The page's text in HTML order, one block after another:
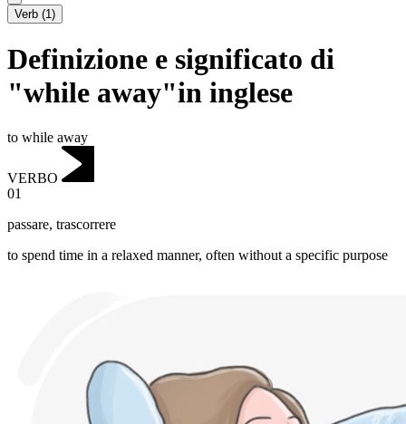
Verb (1)
Definizione e significato di
"while away"in inglese
to while away
VERBO
01
passare, trascorrere
to spend time in a relaxed manner, often without a specific purpose